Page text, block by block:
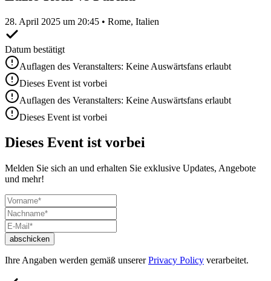
28. April 2025 um 20:45 • Rome, Italien
Datum bestätigt
Auflagen des Veranstalters: Keine Auswärtsfans erlaubt
Dieses Event ist vorbei
Auflagen des Veranstalters: Keine Auswärtsfans erlaubt
Dieses Event ist vorbei
Dieses Event ist vorbei
Melden Sie sich an und erhalten Sie exklusive Updates, Angebote
und mehr!
abschicken
Ihre Angaben werden gemäß unsererPrivacy Policy verarbeitet.